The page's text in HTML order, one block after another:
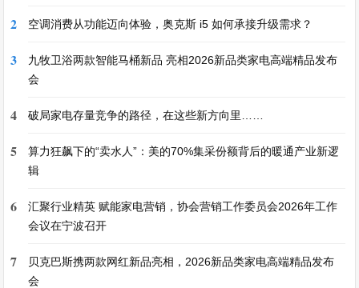
2 空调消费从功能迈向体验，奥克斯 i5 如何承接升级需求？
3
九牧卫浴两款智能马桶新品 亮相2026新品类家电高端精品发布
会
4 破局家电存量竞争的路径，在这些新方向里……
5
算力狂飙下的“卖水人”：美的70%集采份额背后的暖通产业新逻
辑
6
汇聚行业精英 赋能家电营销，协会营销工作委员会2026年工作
会议在宁波召开
7
贝克巴斯携两款网红新品亮相，2026新品类家电高端精品发布
会